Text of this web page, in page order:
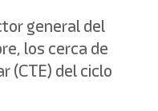
general del
los cerca de
(CTE) del ciclo